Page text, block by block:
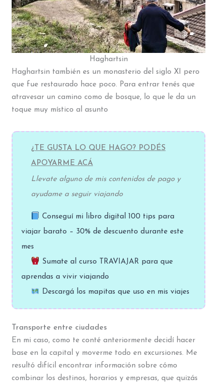
Haghartsin
Haghartsin también es un monasterio del siglo XI pero
que fue restaurado hace poco. Para entrar tenés que
atravesar un camino como de bosque, lo que le da un
toque muy místico al asunto
¿TE GUSTA LO QUE HAGO? PODÉS
APOYARME ACÁ
Llevate alguno de mis contenidos de pago y
ayudame a seguir viajando
Conseguí mi libro digital 100 tips para
viajar barato – 30% de descuento durante este
mes
Sumate al curso TRAVIAJAR para que
aprendas a vivir viajando
Descargá los mapitas que uso en mis viajes
Transporte entre ciudades
En mi caso, como te conté anteriormente decidí hacer
base en la capital y moverme todo en excursiones. Me
resultó difícil encontrar información sobre cómo
combinar los destinos, horarios y empresas, que quizás